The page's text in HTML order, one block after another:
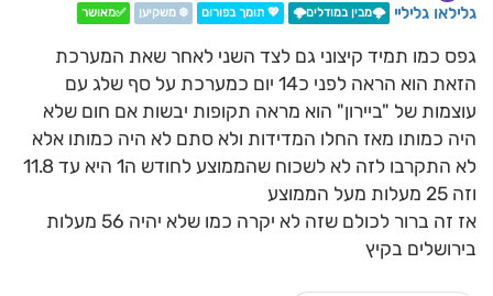
גלילאו גליליי 🌩️מבין במודלים🌩️ 💖 תומך בפורום ❄️ משקיען ✅מאושר
גפס כמו תמיד קיצוני גם לצד השני לאחר שאת המערכת
הזאת הוא הראה לפני כ14 יום כמערכת על סף שלג עם
עוצמות של "ביירון" הוא מראה תקופות יבשות אם חום שלא
היה כמותו מאז החלו המדידות ולא סתם לא היה כמותו אלא
לא התקרבו לזה לא לשכוח שהממוצע לחודש ה1 היא עד 11.8
וזה 25 מעלות מעל הממוצע
אז זה ברור לכולם שזה לא יקרה כמו שלא יהיה 56 מעלות
בירושלים בקיץ